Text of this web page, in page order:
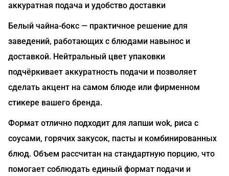
аккуратная подача и удобство доставки
Белый чайна-бокс — практичное решение для
заведений, работающих с блюдами навынос и
доставкой. Нейтральный цвет упаковки
подчёркивает аккуратность подачи и позволяет
сделать акцент на самом блюде или фирменном
стикере вашего бренда.
Формат отлично подходит для лапши wok, риса с
соусами, горячих закусок, пасты и комбинированных
блюд. Объем рассчитан на стандартную порцию, что
помогает соблюдать единый формат подачи и